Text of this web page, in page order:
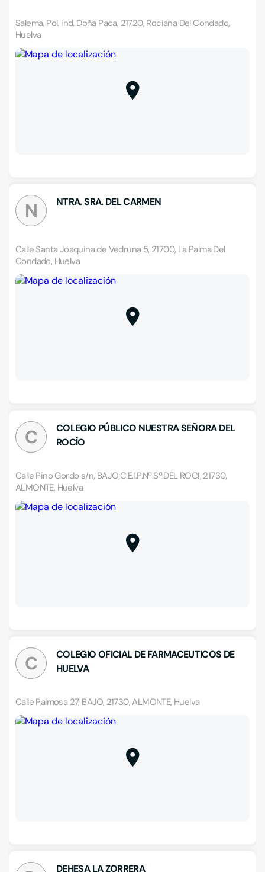
Salema, Pol. ind. Doña Paca, 21720, Rociana Del Condado,
Huelva
N NTRA. SRA. DEL CARMEN
Calle Santa Joaquina de Vedruna 5, 21700, La Palma Del
Condado, Huelva
C
COLEGIO PÚBLICO NUESTRA SEÑORA DEL
ROCÍO
Calle Pino Gordo s/n, BAJO;C.E.I.P.Nª.Sª.DEL ROCI, 21730,
ALMONTE, Huelva
C
COLEGIO OFICIAL DE FARMACEUTICOS DE
HUELVA
Calle Palmosa 27, BAJO, 21730, ALMONTE, Huelva
DEHESA LA ZORRERA